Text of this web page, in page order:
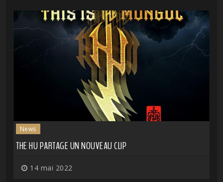
News
THE HU PARTAGE UN NOUVEAU CLIP
14 mai 2022